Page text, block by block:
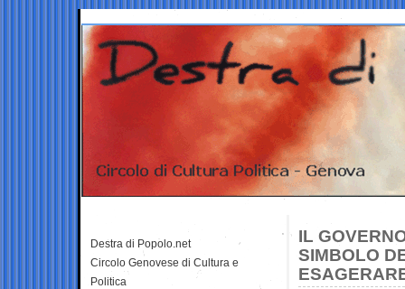
IL
SIMBOLO
Destra di Popolo.net
Circolo Genovese di Cultura e
Politica